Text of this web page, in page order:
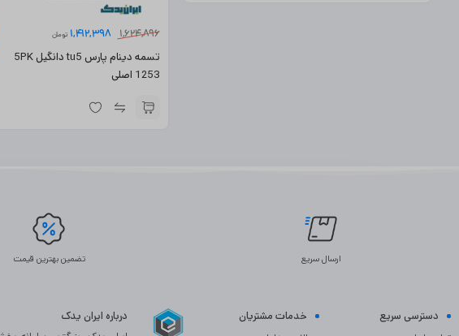
1,624,896
1,412,398 تومان
تسمه دینام پارس tu5 دانگیل 5PK
1253 اصلی
ارسال سریع تضمین بهترین قیمت
دسترسی سریع خدمات مشتریان درباره ایران یدک